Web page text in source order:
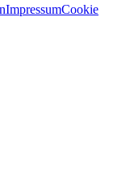
ImpressumCookie